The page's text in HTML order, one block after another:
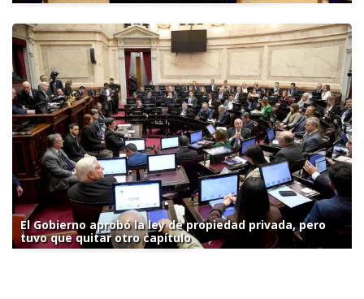
El Gobierno aprobó la ley de propiedad privada, pero
tuvo que quitar otro capítulo